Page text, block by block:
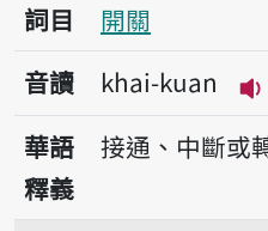
詞目
開關
音讀
khai-kuan
華語
釋義
接通、中斷或